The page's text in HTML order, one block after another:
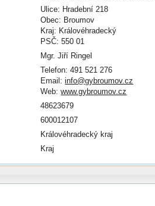
Ulice: Hradební 218
Obec: Broumov
Kraj: Královéhradecký
PSČ: 550 01
Mgr. Jiří Ringel
Telefon: 491 521 276
Email:info@gybroumov.cz
Web:www.gybroumov.cz
48623679
600012107
Královéhradecký kraj
Kraj